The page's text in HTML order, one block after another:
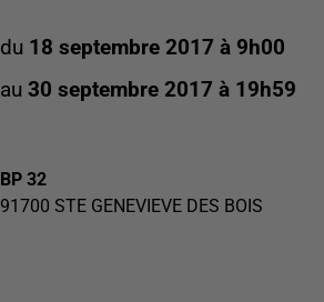
du 18 septembre 2017 à 9h00
au 30 septembre 2017 à 19h59
BP 32
91700 STE GENEVIEVE DES BOIS